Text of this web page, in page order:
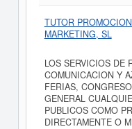
TUTOR
MARKETING, SL
LOS SERVICIOS DE
COMUNICACION Y
FERIAS,
GENERAL
PUBLICOS COMO
DIRECTAMENTE O